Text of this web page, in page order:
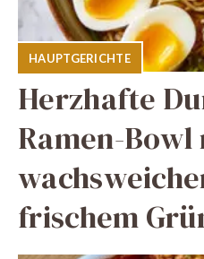
HAUPTGERICHTE
Herzhafte
Ramen-
frischem